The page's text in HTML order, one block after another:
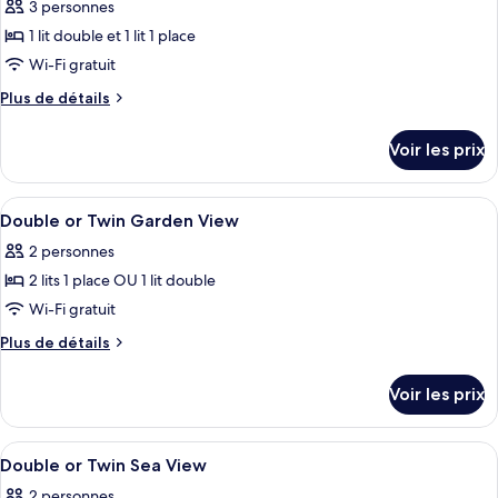
jardin
pour
ce
type
chambre :
vue
mer
3 personnes
1 lit double et 1 lit 1 place
Wi-Fi gratuit
Plus de détails
Plus
le
type
de
Chambre
Triple,
mer
Voir les prix
Afficher
toutes
les
photos
pour
ce
chambre :
Double
or
Twin
Bureau, rideaux occultants, Wi-Fi
4
Double or Twin Garden View
2 personnes
2 lits 1 place OU 1 lit double
Wi-Fi gratuit
Plus de détails
Plus
le
type
de
Voir les prix
Afficher
toutes
Bureau, rideaux occultants, Wi-Fi
4
Double or Twin Sea View